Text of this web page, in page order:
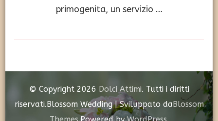
primogenita, un servizio …
© Copyright 2026 Dolci Attimi. Tutti i diritti
riservati.Blossom Wedding | Sviluppato daBlossom
Themes.Powered byWordPress